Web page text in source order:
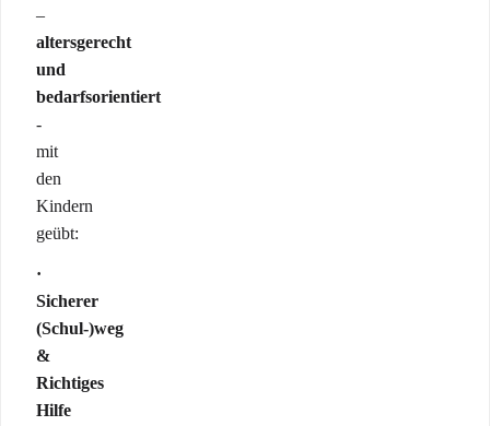
–
altersgerecht
und
bedarfsorientiert
-
mit
den
Kindern
geübt:
·
Sicherer
(Schul-)weg
&
Richtiges
Hilfe